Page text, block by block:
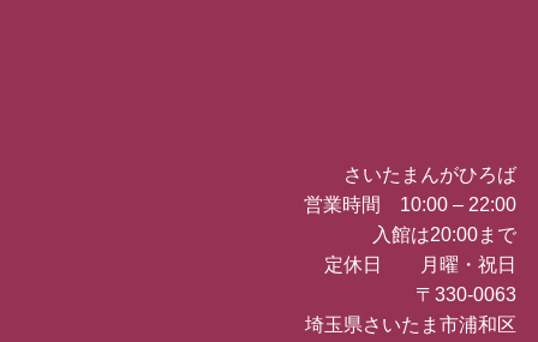
さいたまんがひろば
営業時間 10:00 – 22:00
入館は20:00まで
定休日 月曜・祝日
〒330-0063
埼玉県さいたま市浦和区